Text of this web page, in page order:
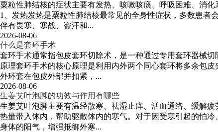
粟粒性肺结核的症状主要有发热、咳嗽咳痰、呼吸困难、消
1、发热发热是粟粒性肺结核最常见的全身性症状，多数患者
伴有畏寒、寒战、盗汗和...
2026-08-06
什么是套环手术
套环手术通常指包皮套环切除术，是一种通过专用套环器械
原理套环手术的核心原理是利用内外两个同心套环将多余包
外环套在包皮外部并扣紧，...
2026-08-06
生姜艾叶泡脚的功效与作用有哪些
生姜艾叶泡脚主要有温经散寒、祛湿止痒、活血通络、缓解
热量带入体内，帮助驱散体内的寒气。对于因受寒引起的怕
身体的阳气，增强抵御外寒...